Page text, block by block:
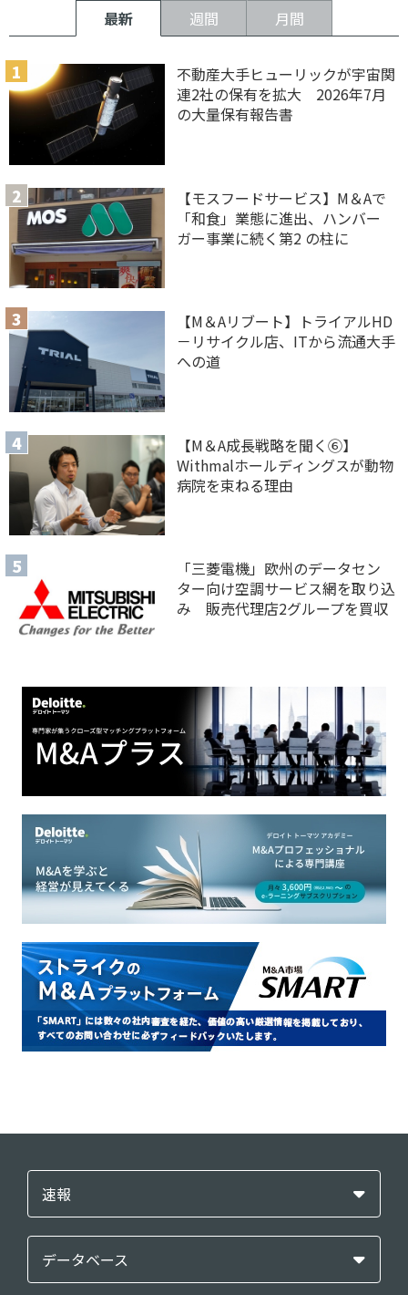
最新 週間 月間
不動産大手ヒューリックが宇宙関
連2社の保有を拡大 2026年7月
の大量保有報告書
【モスフードサービス】M＆Aで
「和食」業態に進出、ハンバー
ガー事業に続く第2 の柱に
【M＆Aリブート】トライアルHD
－リサイクル店、ITから流通大手
への道
【M＆A 成長戦略を聞く⑥】
Withmalホールディングスが動物
病院を束ねる理由
「三菱電機」欧州のデータセン
ター向け空調サービス網を取り込
み 販売代理店2グループを買収
速報
データベース